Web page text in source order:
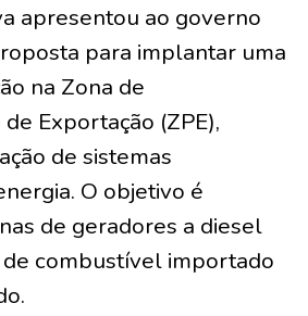
apresentou ao governo
para implantar uma
na Zona de
Exportação (ZPE),
de sistemas
O objetivo é
de geradores a diesel
combustível importado